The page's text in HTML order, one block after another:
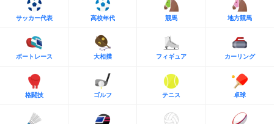
サッカー代表 高校年代 競馬 地方競馬
ボートレース 大相撲 フィギュア カーリング
格闘技 ゴルフ テニス 卓球